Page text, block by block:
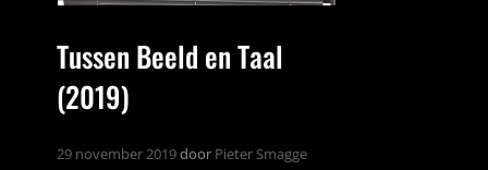
Tussen Beeld en Taal
(2019)
29 november 2019door Pieter Smagge